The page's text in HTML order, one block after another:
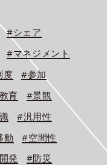
#シェア
#マネジメント
度
#参加
育
#景観
#汎用性
動
#空間性
発 #防災